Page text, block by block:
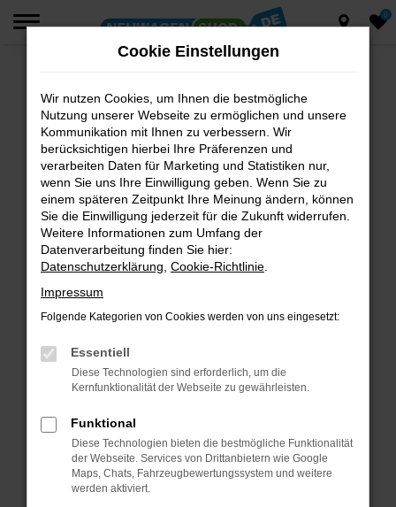
Zum
0
Fehler: Network Error
Beim Laden ist ein Fehler aufgetreten.
Hier sind ein paar Tipps, die dir helfen können:
Überprüfe deine Firewall und deine
Internetverbindung.
Laden andere Webseiten, zum Beispiel deine
Suchmaschine?
Prüfe deine Browsererweiterungen.
Manche Erweiterungen, wie Werbeblocker,
können das Laden bestimmter Seiten
anderen Browser oder in einem privaten
Fenster?
Starte dein Gerät neu.
Probleme zu beheben.
Stelle sicher, dass dein Browser und dein
Betriebssystem auf dem neuesten Stand
sind.
Cookie Einstellungen
Wir nutzen Cookies, um Ihnen die bestmögliche
Nutzung unserer Webseite zu ermöglichen und unsere
Kommunikation mit Ihnen zu verbessern. Wir
berücksichtigen hierbei Ihre Präferenzen und
verarbeiten Daten für Marketing und Statistiken nur,
wenn Sie uns Ihre Einwilligung geben. Wenn Sie zu
einem späteren Zeitpunkt Ihre Meinung ändern, können
Sie die Einwilligung jederzeit für die Zukunft widerrufen.
Weitere Informationen zum Umfang der
Datenverarbeitung finden Sie hier:
Datenschutzerklärung Cookie-Richtlinie
Impressum
Folgende Kategorien von Cookies werden von uns eingesetzt:
Essentiell
Diese Technologien sind erforderlich, um die
Kernfunktionalität der Webseite zu gewährleisten.
Funktional
Diese Technologien bieten die bestmögliche Funktionalität
der Webseite. Services von Drittanbietern wie Google
Maps, Chats, Fahrzeugbewertungssystem und weitere
werden aktiviert.